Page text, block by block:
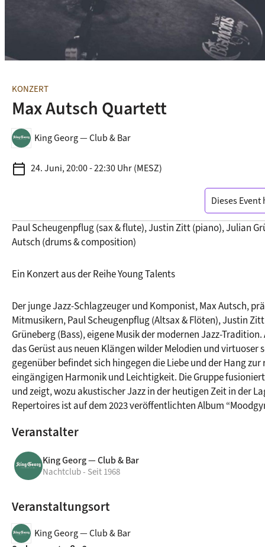
KONZERT
Max Autsch Quartett
King Georg — Club & Bar
calendar_today 24. Juni, 20:00 - 22:30 Uhr (MESZ)
Dieses
Veranstalter
King Georg — Club & Bar
Nachtclub - Seit 1968
Veranstaltungsort
King Georg — Club & Bar
Paul Scheugenpflug (sax & flute), Justin Zitt (piano), Julian
Autsch (drums & composition)
Ein Konzert aus der Reihe Young Talents
Der junge Jazz-Schlagzeuger und Komponist, Max Autsch,
Mitmusikern, Paul Scheugenpflug (Altsax & Flöten), Justin
Grüneberg (Bass), eigene Musik der modernen Jazz-
das Gerüst aus neuen Klängen wilder Melodien und virtuoser
gegenüber befindet sich hingegen die Liebe und der Hang
eingängigen Harmonik und Leichtigkeit. Die Gruppe
und zeigt, wozu akustischer Jazz in der heutigen Zeit in der
Repertoires ist auf dem 2023 veröffentlichten Album